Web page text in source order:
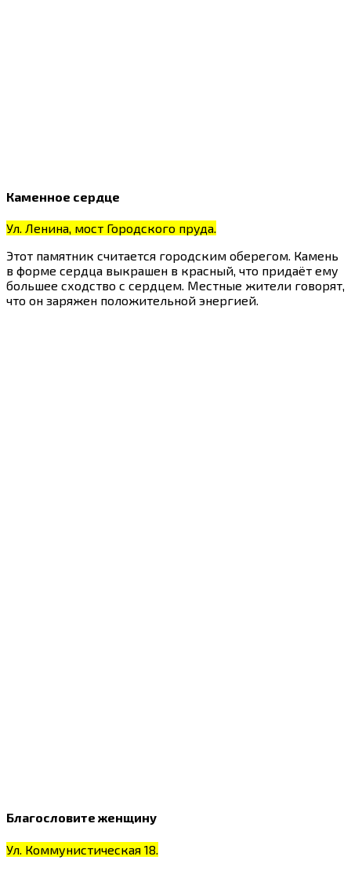
Каменное сердце
Ул. Ленина, мост Городского пруда.
Этот памятник считается городским оберегом. Камень
в форме сердца выкрашен в красный, что придаёт ему
большее сходство с сердцем. Местные жители говорят,
что он заряжен положительной энергией.
Благословите женщину
Ул. Коммунистическая 18.